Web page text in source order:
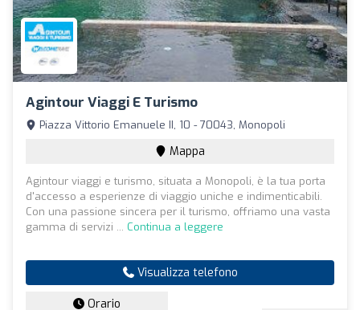
Agintour Viaggi E Turismo
Piazza Vittorio Emanuele II, 10 - 70043, Monopoli
Mappa
Agintour viaggi e turismo, situata a Monopoli, è la tua porta
d'accesso a esperienze di viaggio uniche e indimenticabili.
Con una passione sincera per il turismo, offriamo una vasta
gamma di servizi ... Continua a leggere
Visualizza telefono
Orario